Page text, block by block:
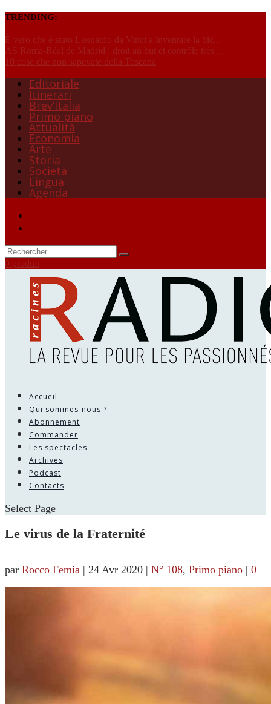
TRENDING:
È vero che è stato Leonardo da Vinci a inventare la bic...
AS Roma-Réal de Madrid : droit au but et contrôle très ...
10 cose che non sapevate della Toscana
Editoriale
Itinerari
Brev’Italia
Primo piano
Attualità
Economia
Arte
Storia
Società
Lingua
Agenda
0 produit
Accueil
Qui sommes-nous ?
Abonnement
Commander
Les spectacles
Archives
Podcast
Contacts
Select Page
Le virus de la Fraternité
par Rocco Femia | 24 Avr 2020 | N° 108, Primo piano | 0